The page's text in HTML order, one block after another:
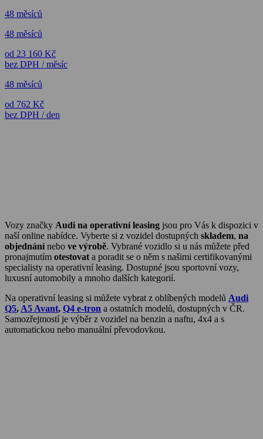
48 měsíců
48 měsíců
od 23 160 Kč
bez DPH / měsíc
48 měsíců
od 762 Kč
bez DPH / den
Vozy značky Audi na operativní leasing jsou pro Vás k dispozici v
naší online nabídce. Vyberte si z vozidel dostupných skladem, na
objednánínebo ve výrobě. Vybrané vozidlo si u nás můžete před
pronajmutím otestovata poradit se o něm s našimi certifikovanými
specialisty na operativní leasing. Dostupné jsou sportovní vozy,
luxusní automobily a mnoho dalších kategorií.
Na operativní leasing si můžete vybrat z oblíbených modelů Audi
Q5,A5 Avant, Q4 e-tron a ostatních modelů, dostupných v ČR.
Samozřejmostí je výběr z vozidel na benzin a naftu, 4x4 a s
automatickou nebo manuální převodovkou.